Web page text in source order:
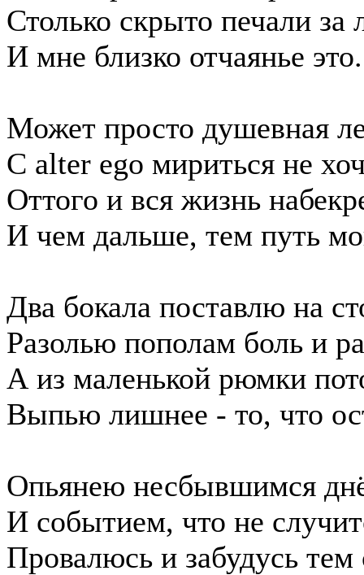
Столько скрыто печали за
И мне близко отчаянье это.
Может просто душевная
C alter ego мириться не
Оттого и вся жизнь
И чем дальше, тем путь
Два бокала поставлю на
Разолью пополам боль и
А из маленькой рюмки
Выпью лишнее - то, что
Опьянею несбывшимся
И событием, что не
Провалюсь и забудусь